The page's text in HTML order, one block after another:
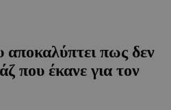
πως δεν
που έκανε για τον